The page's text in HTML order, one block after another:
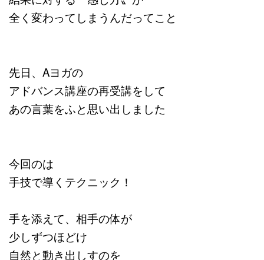
全く変わってしまうんだってこと
先日、Aヨガの
アドバンス講座の再受講をして
あの言葉をふと思い出しました
今回のは
手技で導くテクニック！
手を添えて、相手の体が
少しずつほどけ
自然と動き出しすのを